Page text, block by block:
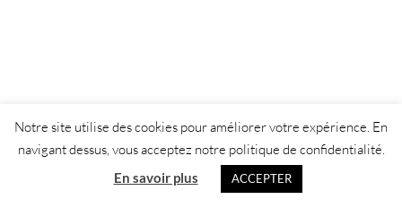
Notre site utilise des cookies pour améliorer votre expérience. En
navigant dessus, vous acceptez notre politique de confidentialité.
En savoir plus ACCEPTER